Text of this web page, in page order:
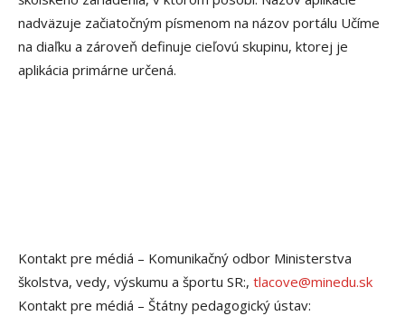
nadväzuje začiatočným písmenom na názov portálu Učíme
na diaľku a zároveň definuje cieľovú skupinu, ktorej je
aplikácia primárne určená.
Kontakt pre médiá – Komunikačný odbor Ministerstva
školstva, vedy, výskumu a športu SR:, tlacove@minedu.sk
Kontakt pre médiá – Štátny pedagogický ústav: